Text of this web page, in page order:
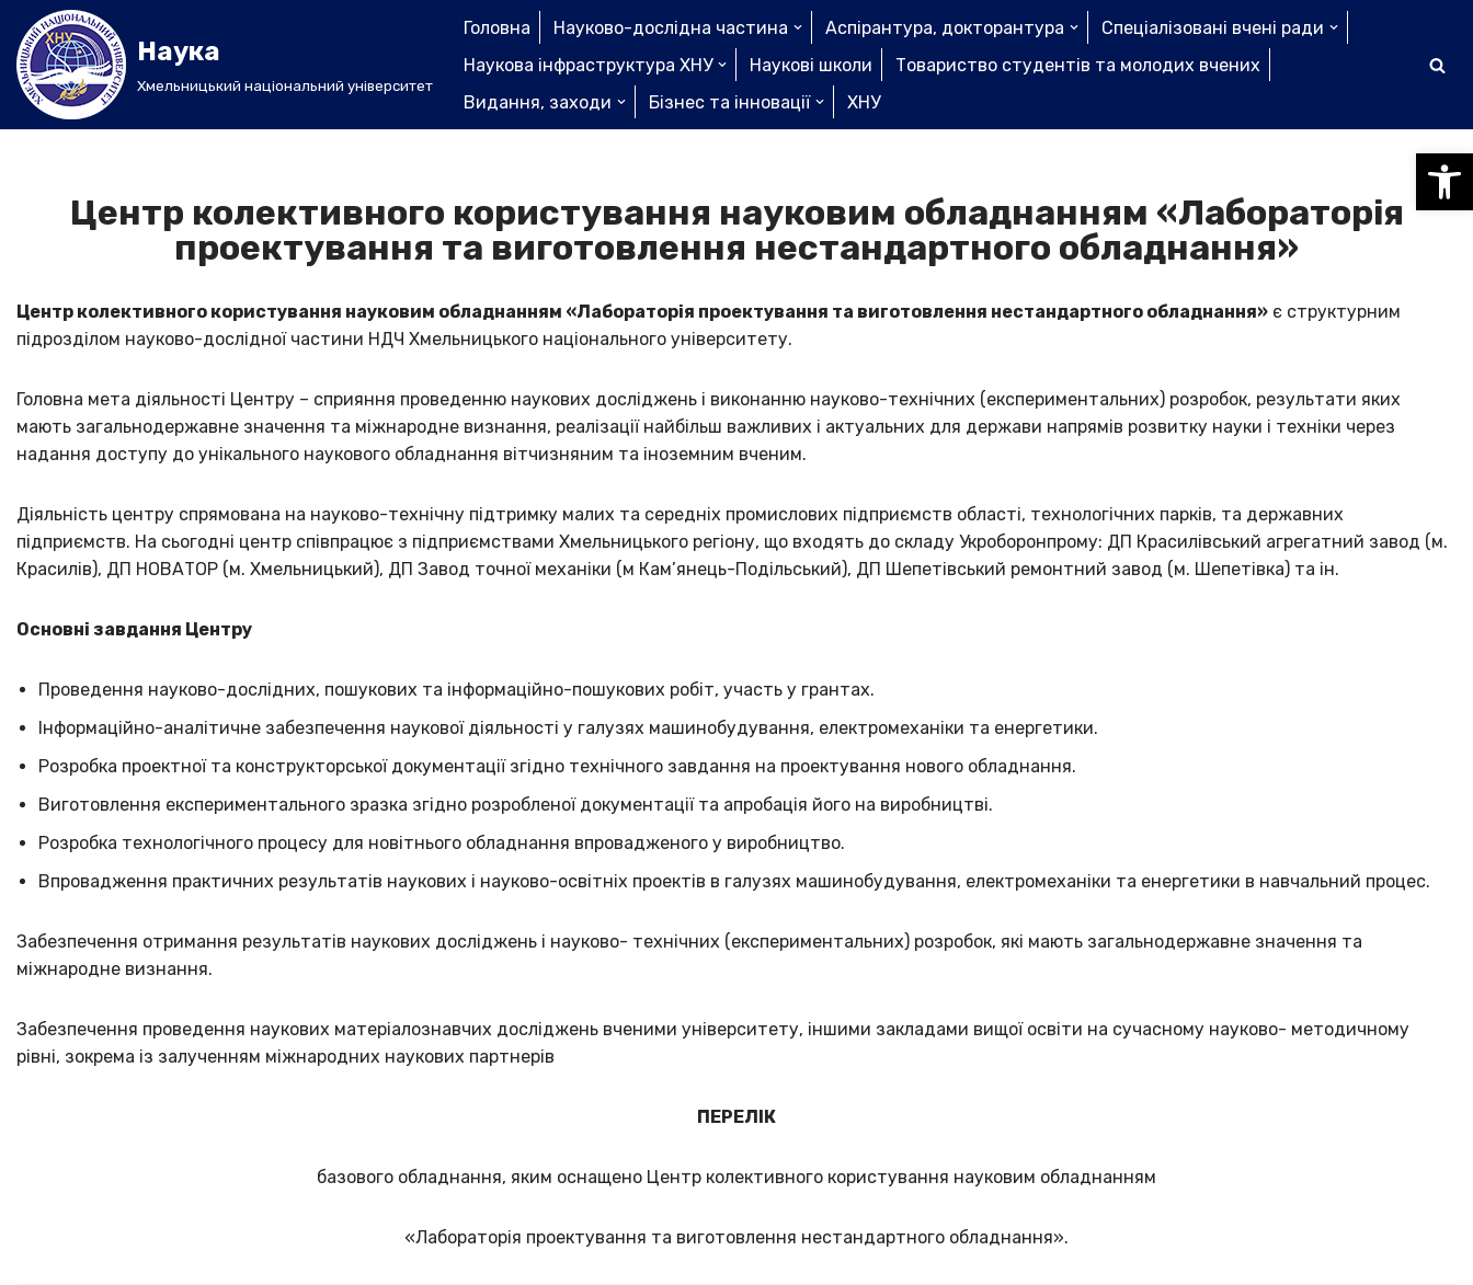
Перейти
до
вмісту
Наука
Хмельницький національний університет
Головна Науково-дослідна частина Аспірантура, докторантура
Спеціалізовані вчені ради
Наукова інфраструктура ХНУ
Наукові школи
Товариство студентів та молодих вчених
Видання, заходи
Бізнес та інновації ХНУ
Центр колективного користування науковим обладнанням «Лабораторія
проектування та виготовлення нестандартного обладнання»
Центр колективного користування науковим обладнанням «Лабораторія проектування та виготовлення нестандартного обладнання» є структурним
підрозділом науково-дослідної частини НДЧ Хмельницького національного університету.
Головна мета діяльності Центру – сприяння проведенню наукових досліджень і виконанню науково-технічних (експериментальних) розробок, результати яких
мають загальнодержавне значення та міжнародне визнання, реалізації найбільш важливих і актуальних для держави напрямів розвитку науки і техніки через
надання доступу до унікального наукового обладнання вітчизняним та іноземним вченим.
Діяльність центру спрямована на науково-технічну підтримку малих та середніх промислових підприємств області, технологічних парків, та державних
підприємств. На сьогодні центр співпрацює з підприємствами Хмельницького регіону, що входять до складу Укроборонпрому: ДП Красилівський агрегатний завод (м.
Красилів), ДП НОВАТОР (м. Хмельницький), ДП Завод точної механіки (м Кам’янець-Подільський), ДП Шепетівський ремонтний завод (м. Шепетівка) та ін.
Основні завдання Центру
Проведення науково-дослідних, пошукових та інформаційно-пошукових робіт, участь у грантах.
Інформаційно-аналітичне забезпечення наукової діяльності у галузях машинобудування, електромеханіки та енергетики.
Розробка проектної та конструкторської документації згідно технічного завдання на проектування нового обладнання.
Виготовлення експериментального зразка згідно розробленої документації та апробація його на виробництві.
Розробка технологічного процесу для новітнього обладнання впровадженого у виробництво.
Впровадження практичних результатів наукових і науково-освітніх проектів в галузях машинобудування, електромеханіки та енергетики в навчальний процес.
Забезпечення отримання результатів наукових досліджень і науково- технічних (експериментальних) розробок, які мають загальнодержавне значення та
міжнародне визнання.
Забезпечення проведення наукових матеріалознавчих досліджень вченими університету, іншими закладами вищої освіти на сучасному науково- методичному
рівні, зокрема із залученням міжнародних наукових партнерів
ПЕРЕЛІК
базового обладнання, яким оснащено Центр колективного користування науковим обладнанням
«Лабораторія проектування та виготовлення нестандартного обладнання».